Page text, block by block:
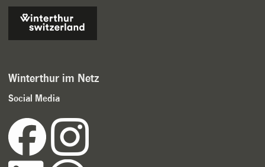
Winterthur im Netz
Social Media